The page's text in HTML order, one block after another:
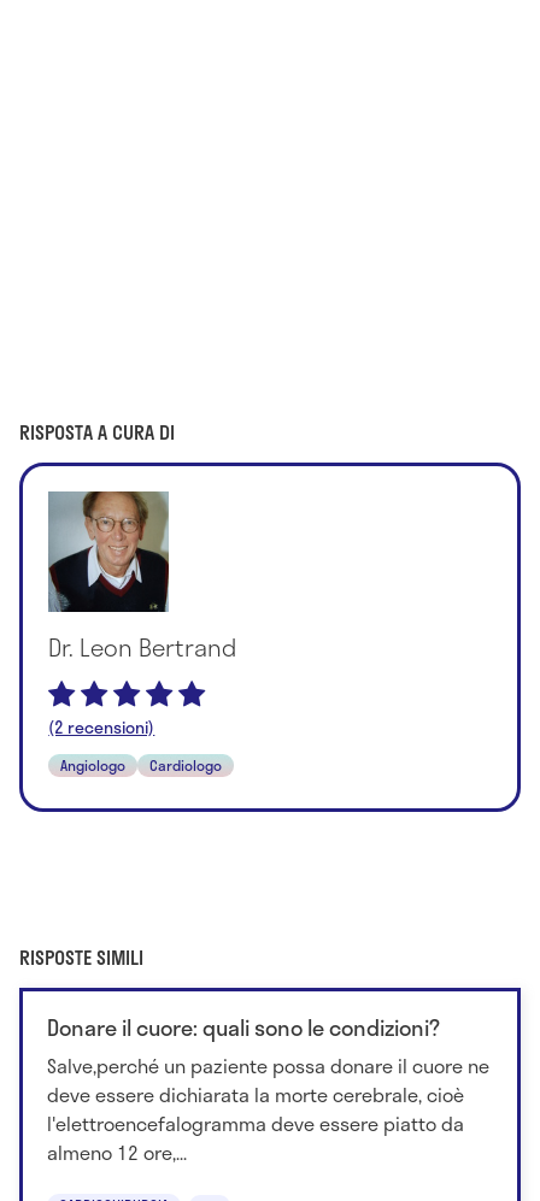
RISPOSTA A CURA DI
Dr. Leon Bertrand
(2 recensioni)
Angiologo Cardiologo
RISPOSTE SIMILI
Donare il cuore: quali sono le condizioni?
Salve,perché un paziente possa donare il cuore ne
deve essere dichiarata la morte cerebrale, cioè
l'elettroencefalogramma deve essere piatto da
almeno 12 ore,...